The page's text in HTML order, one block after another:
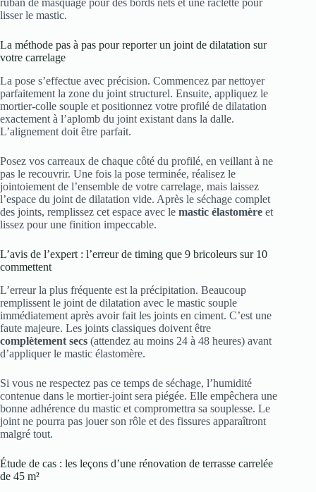
ruban de masquage pour des bords nets et une raclette pour
lisser le mastic.
La méthode pas à pas pour reporter un joint de dilatation sur
votre carrelage
La pose s’effectue avec précision. Commencez par nettoyer
parfaitement la zone du joint structurel. Ensuite, appliquez le
mortier-colle souple et positionnez votre profilé de dilatation
exactement à l’aplomb du joint existant dans la dalle.
L’alignement doit être parfait.
Posez vos carreaux de chaque côté du profilé, en veillant à ne
pas le recouvrir. Une fois la pose terminée, réalisez le
jointoiement de l’ensemble de votre carrelage, mais laissez
l’espace du joint de dilatation vide. Après le séchage complet
des joints, remplissez cet espace avec le mastic élastomère et
lissez pour une finition impeccable.
L’avis de l’expert : l’erreur de timing que 9 bricoleurs sur 10
commettent
L’erreur la plus fréquente est la précipitation. Beaucoup
remplissent le joint de dilatation avec le mastic souple
immédiatement après avoir fait les joints en ciment. C’est une
faute majeure. Les joints classiques doivent être
complètement secs (attendez au moins 24 à 48 heures) avant
d’appliquer le mastic élastomère.
Si vous ne respectez pas ce temps de séchage, l’humidité
contenue dans le mortier-joint sera piégée. Elle empêchera une
bonne adhérence du mastic et compromettra sa souplesse. Le
joint ne pourra pas jouer son rôle et des fissures apparaîtront
malgré tout.
Étude de cas : les leçons d’une rénovation de terrasse carrelée
de 45 m²